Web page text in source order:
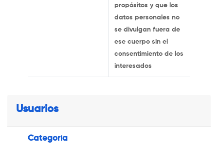
propósitos y que los
datos personales no
se divulgan fuera de
ese cuerpo sin el
consentimiento de los
interesados
Usuarios
Categoría